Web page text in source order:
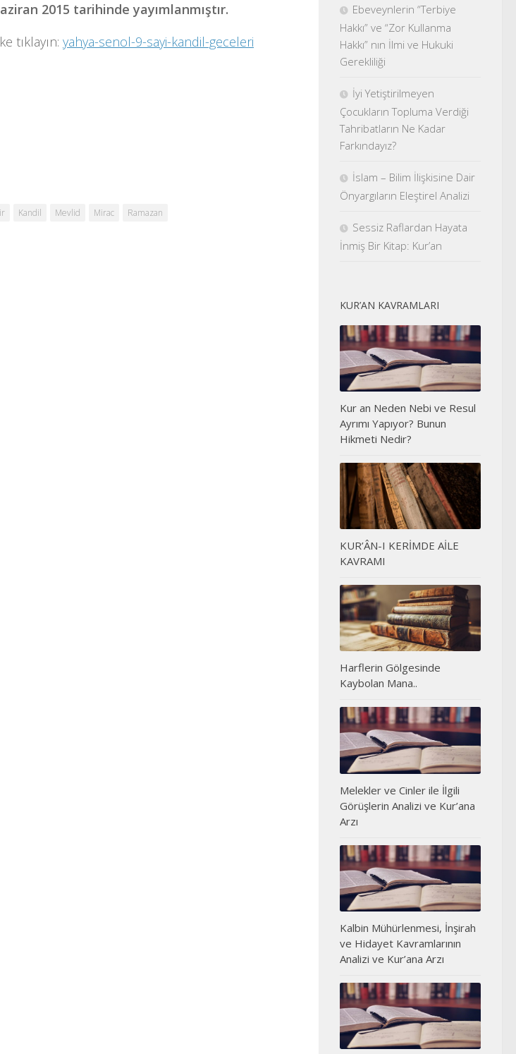
2015 tarihinde yayımlanmıştır.
tıklayın: yahya-senol-9-sayi-kandil-geceleri
Kandil Mevlid Mirac Ramazan
Ebeveynlerin “Terbiye
Hakkı” ve “Zor Kullanma
Hakkı” nın İlmi ve Hukuki
Gerekliliği
İyi Yetiştirilmeyen
Çocukların Topluma Verdiği
Tahribatların Ne Kadar
Farkındayız?
İslam – Bilim İlişkisine Dair
Önyargıların Eleştirel Analizi
Sessiz Raflardan Hayata
İnmiş Bir Kitap: Kur’an
KUR’AN KAVRAMLARI
Kur an Neden Nebi ve Resul
Ayrımı Yapıyor? Bunun
Hikmeti Nedir?
KUR’ÂN-I KERİMDE AİLE
KAVRAMI
Harflerin Gölgesinde
Kaybolan Mana..
Melekler ve Cinler ile İlgili
Görüşlerin Analizi ve Kur’ana
Arzı
Kalbin Mühürlenmesi, İnşirah
ve Hidayet Kavramlarının
Analizi ve Kur’ana Arzı